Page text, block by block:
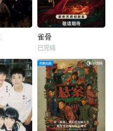
雀骨
已完结